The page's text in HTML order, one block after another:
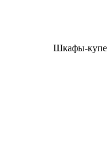
Шкафы-купе